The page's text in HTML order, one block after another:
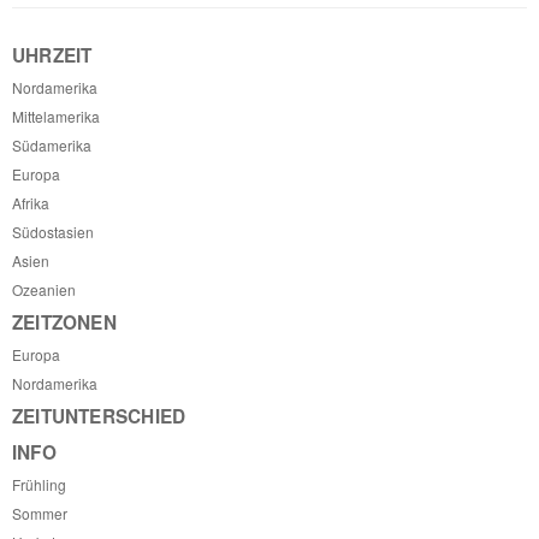
UHRZEIT
Nordamerika
Mittelamerika
Südamerika
Europa
Afrika
Südostasien
Asien
Ozeanien
ZEITZONEN
Europa
Nordamerika
ZEITUNTERSCHIED
INFO
Frühling
Sommer